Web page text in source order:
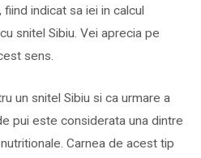
indicat sa iei in calcul
snitel Sibiu. Vei aprecia pe
sens.
un snitel Sibiu si ca urmare a
pui este considerata una dintre
Carnea de acest tip